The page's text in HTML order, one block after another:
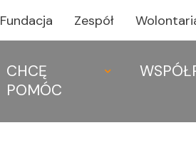
Fundacja Zespół
CHCĘ
POMÓC